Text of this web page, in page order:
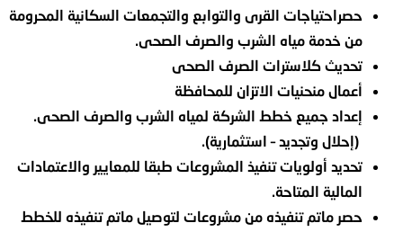
حصراحتياجات القرى والتوابع والتجمعات السكانية المحرومة
من خدمة مياه الشرب والصرف الصحى.
تحديث كلاسترات الصرف الصحى
أعمال منحنيات الاتزان للمحافظة
إعداد جميع خطط الشركة لمياه الشرب والصرف الصحى.
(إحلال وتجديد – استثمارية).
تحديد أولويات تنفيذ المشروعات طبقا للمعايير والاعتمادات
المالية المتاحة.
حصر ماتم تنفيذه من مشروعات لتوصيل ماتم تنفيذه للخطط